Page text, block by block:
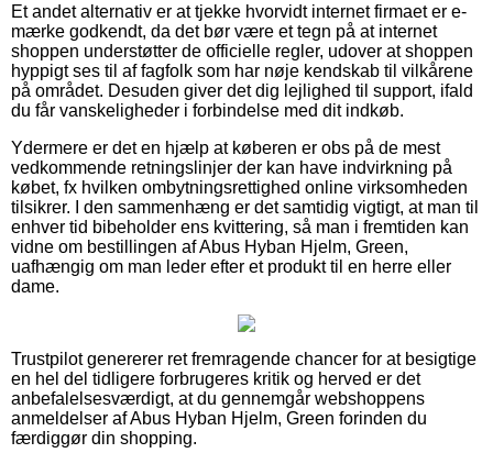
Et andet alternativ er at tjekke hvorvidt internet firmaet er e-
mærke godkendt, da det bør være et tegn på at internet
shoppen understøtter de officielle regler, udover at shoppen
hyppigt ses til af fagfolk som har nøje kendskab til vilkårene
på området. Desuden giver det dig lejlighed til support, ifald
du får vanskeligheder i forbindelse med dit indkøb.
Ydermere er det en hjælp at køberen er obs på de mest
vedkommende retningslinjer der kan have indvirkning på
købet, fx hvilken ombytningsrettighed online virksomheden
tilsikrer. I den sammenhæng er det samtidig vigtigt, at man til
enhver tid bibeholder ens kvittering, så man i fremtiden kan
vidne om bestillingen af Abus Hyban Hjelm, Green,
uafhængig om man leder efter et produkt til en herre eller
dame.
Trustpilot genererer ret fremragende chancer for at besigtige
en hel del tidligere forbrugeres kritik og herved er det
anbefalelsesværdigt, at du gennemgår webshoppens
anmeldelser af Abus Hyban Hjelm, Green forinden du
færdiggør din shopping.